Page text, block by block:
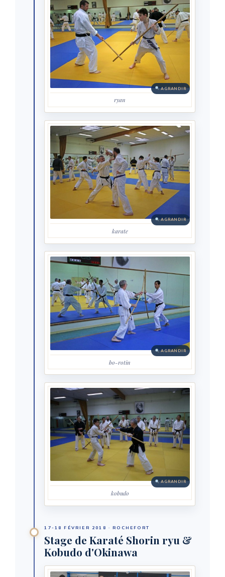
AGRANDIR
ryan
AGRANDIR
karate
AGRANDIR
bo-rotin
AGRANDIR
kobudo
17-18 FÉVRIER 2018 · ROCHEFORT
Stage de Karaté Shorin ryu &
Kobudo d'Okinawa